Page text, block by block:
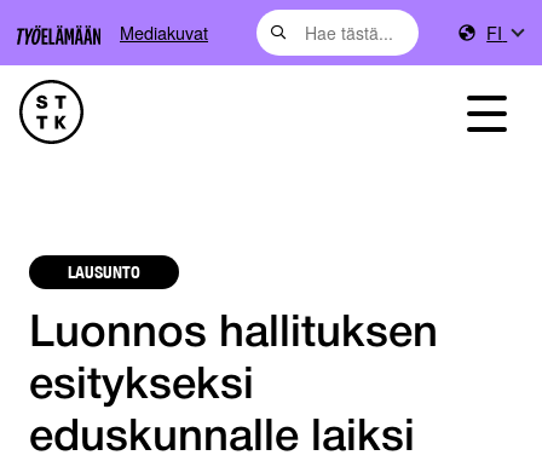
Mediakuvat FI
LAUSUNTO
Luonnos hallituksen
esitykseksi
eduskunnalle laiksi